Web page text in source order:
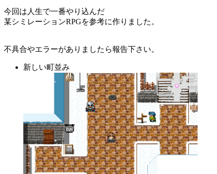
今回は人生で一番やり込んだ
某シミレーションRPGを参考に作りました。
不具合やエラーがありましたら報告下さい。
新しい町並み